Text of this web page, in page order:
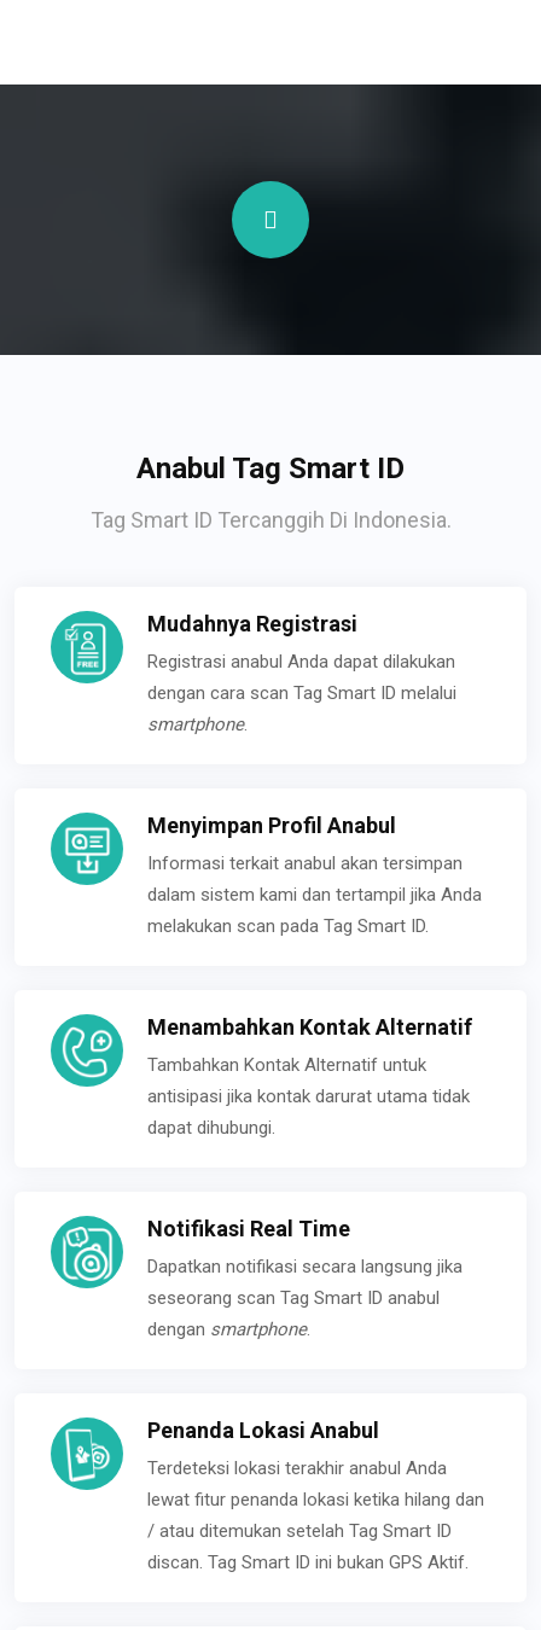
Anabul Tag Smart ID
Tag Smart ID Tercanggih Di Indonesia.
Mudahnya Registrasi
Registrasi anabul Anda dapat dilakukan
dengan cara scan Tag Smart ID melalui
smartphone.
Menyimpan Profil Anabul
Informasi terkait anabul akan tersimpan
dalam sistem kami dan tertampil jika Anda
melakukan scan pada Tag Smart ID.
Menambahkan Kontak Alternatif
Tambahkan Kontak Alternatif untuk
antisipasi jika kontak darurat utama tidak
dapat dihubungi.
Notifikasi Real Time
Dapatkan notifikasi secara langsung jika
seseorang scan Tag Smart ID anabul
dengan smartphone.
Penanda Lokasi Anabul
Terdeteksi lokasi terakhir anabul Anda
lewat fitur penanda lokasi ketika hilang dan
/ atau ditemukan setelah Tag Smart ID
discan. Tag Smart ID ini bukan GPS Aktif.